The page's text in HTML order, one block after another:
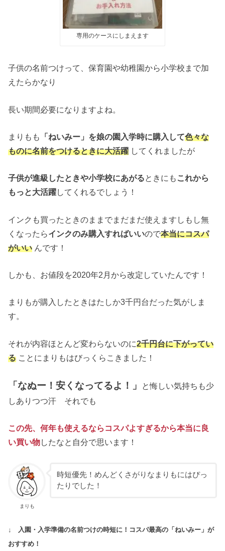
専用のケースにしまえます
子供の名前つけって、保育園や幼稚園から小学校まで加
えたらかなり
長い期間必要になりますよね。
まりもも 「ねいみー」を娘の園入学時に購入して色々な
ものに名前をつけるときに大活躍 してくれましたが
子供が進級したときや小学校にあがるときにも これから
もっと大活躍してくれるでしょう！
インクも買ったときのままでまだまだ使えますしもし無
くなったらインクのみ購入すればいいので本当にコスパ
がいい んです！
しかも、お値段を2020年2月から改定していたんです！
まりもが購入したときはたしか3千円台だった気がしま
す。
それが内容ほとんど変わらないのに2千円台に下がってい
る ことにまりもはびっくらこきました！
「なぬー！安くなってるよ！」
と悔しい気持ちも少
しありつつ汗 それでも
この先、何年も使えるならコスパよすぎるから本当に良
い買い物したなと自分で思います！
まりも
時短優先！めんどくさがりなまりもにはぴっ
たりでした！
↓ 入園・入学準備の名前つけの時短に！コスパ最高の「ねいみー」が
おすすめ！